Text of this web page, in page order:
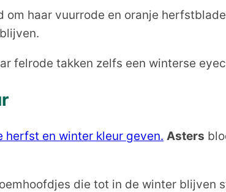
om haar vuurrode en oranje
felrode takken zelfs een winterse
herfst en winter kleur geven. Asters
die tot in de winter blijven